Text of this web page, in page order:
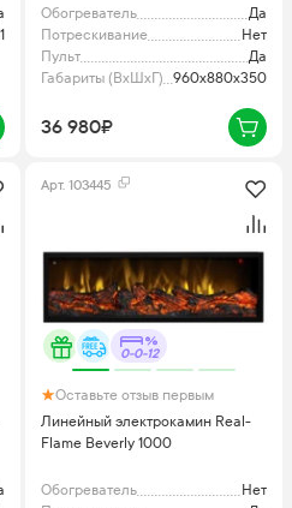
Обогреватель
Да
Потрескивание
Нет
Пульт
Да
Габариты (ВхШхГ), мм960x880x350
36 980₽
Арт. 103445
0-0-12
Оставьте отзыв первым
Линейный электрокамин Real-
Flame Beverly 1000
Обогреватель
Нет